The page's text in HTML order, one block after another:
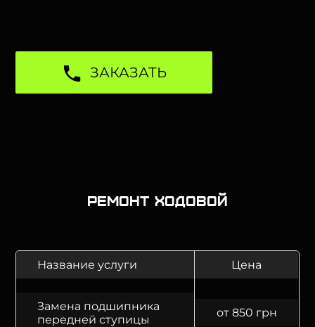
ЗАКАЗАТЬ
Ремонт ходовой
Название услуги Цена
Замена подшипника
передней ступицы
от 850 грн